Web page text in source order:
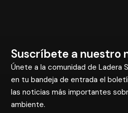
Suscríbete a nuestro
Únete a la comunidad de Ladera
en tu bandeja de entrada el
las noticias más importantes
ambiente.